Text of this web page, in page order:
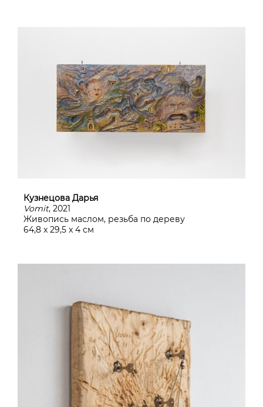
Кузнецова Дарья
Vomit, 2021
Живопись маслом, резьба по дереву
64,8 x 29,5 x 4 см